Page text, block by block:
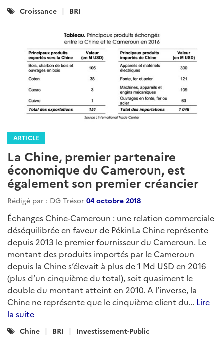
Catégories
Croissance BRI
ARTICLE
La Chine, premier partenaire
économique du Cameroun, est
également son premier créancier
Rédigé par : DG Trésor 04 octobre 2018
Échanges Chine-Cameroun : une relation commerciale
déséquilibrée en faveur de PékinLa Chine représente
depuis 2013 le premier fournisseur du Cameroun. Le
montant des produits importés par le Cameroun
depuis la Chine s’élevait à plus de 1 Md USD en 2016
(plus d’un cinquième du total), soit quasiment le
double du montant atteint en 2010. A l’inverse, la
Chine ne représente que le cinquième client du... Lire
la suite
Catégories
Chine BRI Investissement-Public